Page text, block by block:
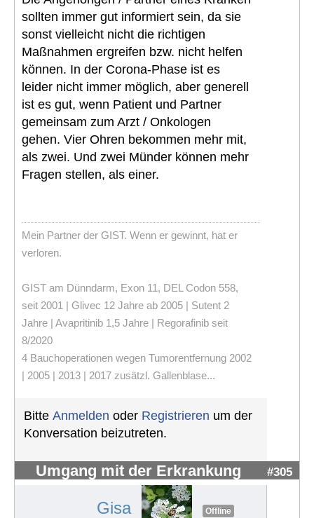
sollten immer gut informiert sein, da sie
sonst vielleicht nicht die richtigen
Maßnahmen ergreifen bzw. nicht helfen
können. In der Corona-Phase ist es
leider nicht immer möglich, aber generell
ist es gut, wenn Patient und Partner
gemeinsam zum Arzt / Onkologen
gehen. Vier Ohren bekommen mehr mit,
als zwei. Und zwei Münder können mehr
Fragen stellen, als einer.
Mein Partner der GIST. Wenn er gewinnt, hat er
verloren.
GIST am Dünndarm, Exon 11, DEL Codon 558,
seit 2001 | Glivec 12 Jahre ab 2005 | Sutent 2
Jahre | Avapritinib 1,5 Jahre | Regorafinib seit
8/2020
4 Bauchoperationen wegen Tumorentfernung 2002
| 2005 | 2013 | 2017 zusätzl. Gallenblase...
Bitte Anmelden oder Registrieren um der
Konversation beizutreten.
Umgang mit der Erkrankung #305
Gisa Offline